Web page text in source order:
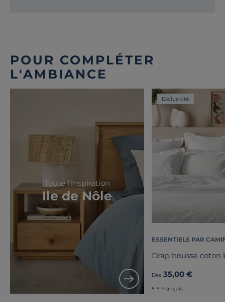
POUR COMPLÉTER
L'AMBIANCE
Toute l'inspiration
Ile de Nôle
Exclusivité
ESSENTIELS PAR
Drap housse coton
Dès 35,00 €
Français